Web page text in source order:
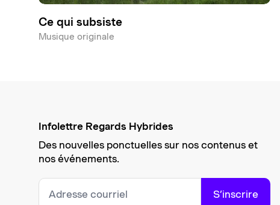
Ce qui subsiste
Musique originale
Infolettre Regards Hybrides
Des nouvelles ponctuelles sur nos contenus et
nos événements.
S’inscrire